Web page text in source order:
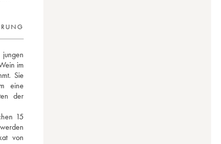
im
Sie
eine
der
15
von